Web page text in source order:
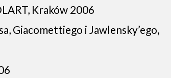
Kraków 2006
Giacomettiego i Jawlensky’ego,